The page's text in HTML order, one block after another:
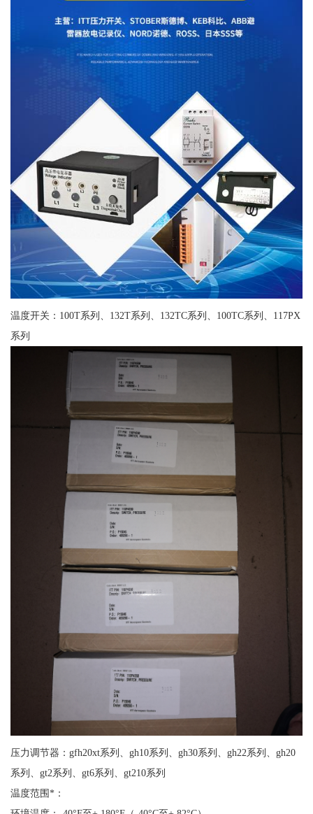
温度开关：100T系列、132T系列、132TC系列、100TC系列、117PX
系列
压力调节器：gfh20xt系列、gh10系列、gh30系列、gh22系列、gh20
系列、gt2系列、gt6系列、gt210系列
温度范围*：